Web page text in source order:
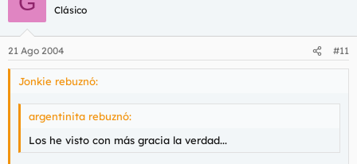
Clásico
21 Ago 2004 #11
Jonkie rebuznó:
argentinita rebuznó:
Los he visto con más gracia la verdad...